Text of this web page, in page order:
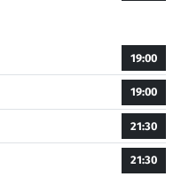
19:00
19:00
21:30
21:30